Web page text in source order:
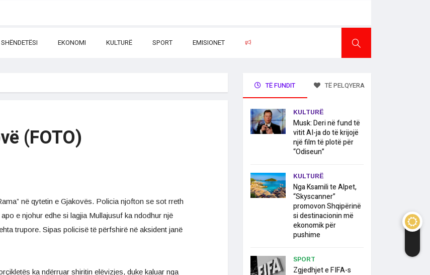
SHËNDETËSI EKONOMI KULTURË SPORT EMISIONET
(FOTO)
në qytetin e Gjakovës. Policia njofton se sot rreth
e njohur edhe si lagjia Mullajusuf ka ndodhur një
trupore. Sipas policisë të përfshirë në aksident janë
ka ndërruar shiritin elëvizjes, duke kaluar nga
TË FUNDIT TË PELQYERA
KULTURË
Musk: Deri në fund të
vitit AI-ja do të krijojë
një film të plotë për
“Odiseun”
KULTURË
Nga Ksamili te Alpet,
“Skyscanner”
promovon Shqipërinë
si destinacionin më
ekonomik për
pushime
SPORT
Zgjedhjet e FIFA-s